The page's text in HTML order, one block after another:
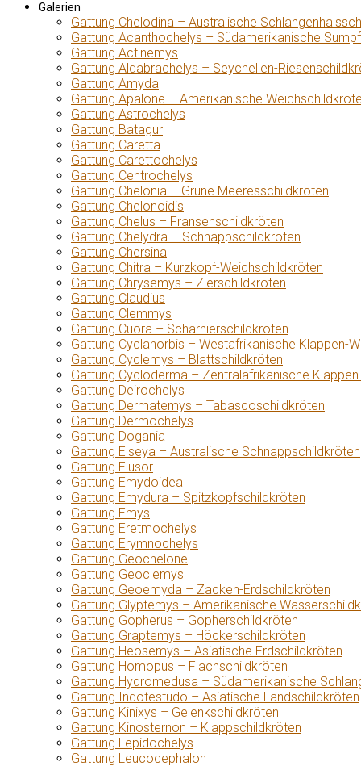
Galerien
Gattung Chelodina – Australische
Gattung Acanthochelys – Südamerikanische
Gattung Actinemys
Gattung Aldabrachelys – Seychellen-
Gattung Amyda
Gattung Apalone – Amerikanische
Gattung Astrochelys
Gattung Batagur
Gattung Caretta
Gattung Carettochelys
Gattung Centrochelys
Gattung Chelonia – Grüne Meeresschildkröten
Gattung Chelonoidis
Gattung Chelus – Fransenschildkröten
Gattung Chelydra – Schnappschildkröten
Gattung Chersina
Gattung Chitra – Kurzkopf-Weichschildkröten
Gattung Chrysemys – Zierschildkröten
Gattung Claudius
Gattung Clemmys
Gattung Cuora – Scharnierschildkröten
Gattung Cyclanorbis – Westafrikanische Klappen-
Gattung Cyclemys – Blattschildkröten
Gattung Cycloderma – Zentralafrikanische
Gattung Deirochelys
Gattung Dermatemys – Tabascoschildkröten
Gattung Dermochelys
Gattung Dogania
Gattung Elseya – Australische Schnappschildkröten
Gattung Elusor
Gattung Emydoidea
Gattung Emydura – Spitzkopfschildkröten
Gattung Emys
Gattung Eretmochelys
Gattung Erymnochelys
Gattung Geochelone
Gattung Geoclemys
Gattung Geoemyda – Zacken-Erdschildkröten
Gattung Glyptemys – Amerikanische
Gattung Gopherus – Gopherschildkröten
Gattung Graptemys – Höckerschildkröten
Gattung Heosemys – Asiatische Erdschildkröten
Gattung Homopus – Flachschildkröten
Gattung Hydromedusa – Südamerikanische
Gattung Indotestudo – Asiatische Landschildkröten
Gattung Kinixys – Gelenkschildkröten
Gattung Kinosternon – Klappschildkröten
Gattung Lepidochelys
Gattung Leucocephalon